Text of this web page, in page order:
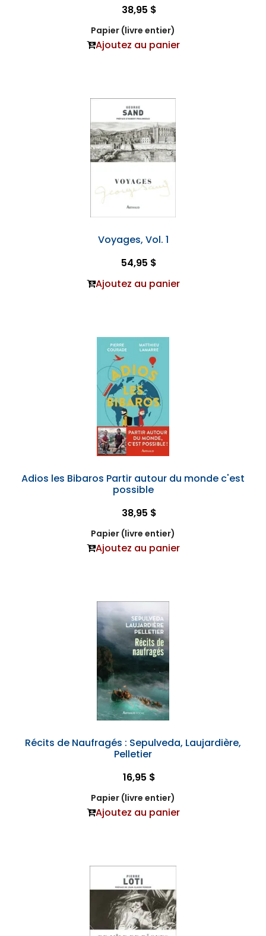
38,95 $
Papier (livre entier)
Ajoutez au panier
Voyages, Vol. 1
54,95 $
Ajoutez au panier
Adios les Bibaros Partir autour du monde c'est
possible
38,95 $
Papier (livre entier)
Ajoutez au panier
Récits de Naufragés : Sepulveda, Laujardière,
Pelletier
16,95 $
Papier (livre entier)
Ajoutez au panier